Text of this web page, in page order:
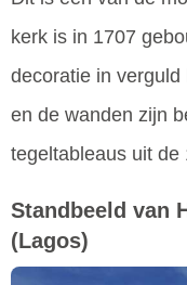
kerk is in 1707
decoratie in
en de wanden zijn
tegeltableaus uit de
Standbeeld van
(Lagos)